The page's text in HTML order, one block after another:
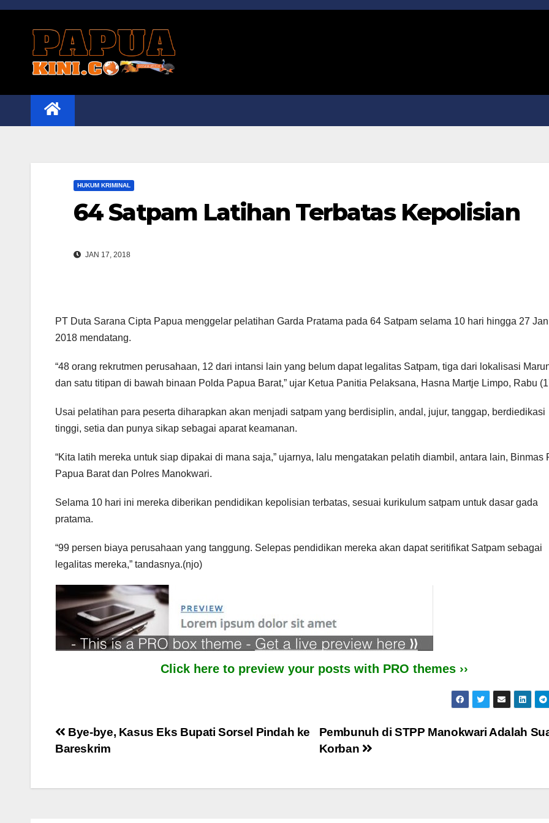
Skip
HUKUM KRIMINAL
64 Satpam Latihan Terbatas Kepolisian
JAN 17, 2018
PT Duta Sarana Cipta Papua menggelar pelatihan Garda Pratama pada 64 Satpam selama 10 hari hingga 27
2018 mendatang.
“48 orang rekrutmen perusahaan, 12 dari intansi lain yang belum dapat legalitas Satpam, tiga dari lokalisasi
dan satu titipan di bawah binaan Polda Papua Barat,” ujar Ketua Panitia Pelaksana, Hasna Martje Limpo, Rabu
Usai pelatihan para peserta diharapkan akan menjadi satpam yang berdisiplin, andal, jujur, tanggap, berdiedikasi
tinggi, setia dan punya sikap sebagai aparat keamanan.
“Kita latih mereka untuk siap dipakai di mana saja,” ujarnya, lalu mengatakan pelatih diambil, antara lain, Binmas
Papua Barat dan Polres Manokwari.
Selama 10 hari ini mereka diberikan pendidikan kepolisian terbatas, sesuai kurikulum satpam untuk dasar gada
pratama.
“99 persen biaya perusahaan yang tanggung. Selepas pendidikan mereka akan dapat seritifikat Satpam sebagai
legalitas mereka,” tandasnya.(njo)
Click here to preview your posts with PRO themes ››
Post
Pembunuh di STPP Manokwari Adalah
Korban
Bye-bye, Kasus Eks Bupati Sorsel Pindah ke
Bareskrim